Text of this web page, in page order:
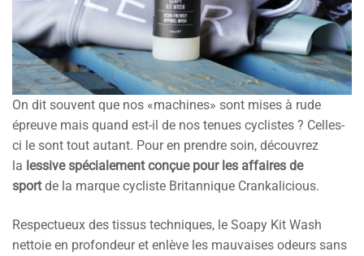
On dit souvent que nos «machines» sont mises à rude
épreuve mais quand est-il de nos tenues cyclistes ? Celles-
ci le sont tout autant. Pour en prendre soin, découvrez
la lessive spécialement conçue pour les affaires de
sportde la marque cycliste Britannique Crankalicious.
Respectueux des tissus techniques, le Soapy Kit Wash
nettoie en profondeur et enlève les mauvaises odeurs sans